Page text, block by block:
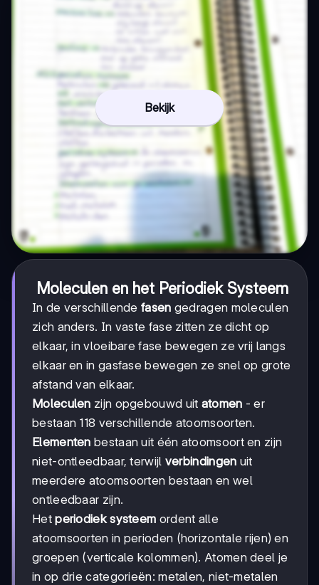
Bekijk
Moleculen en het Periodiek Systeem
In de verschillende fasen gedragen moleculen
zich anders. In vaste fase zitten ze dicht op
elkaar, in vloeibare fase bewegen ze vrij langs
elkaar en in gasfase bewegen ze snel op grote
afstand van elkaar.
Moleculen zijn opgebouwd uit atomen - er
bestaan 118 verschillende atoomsoorten.
Elementen bestaan uit één atoomsoort en zijn
niet-ontleedbaar, terwijl verbindingen uit
meerdere atoomsoorten bestaan en wel
ontleedbaar zijn.
Hetperiodiek systeem ordent alle
atoomsoorten in perioden (horizontale rijen) en
groepen (verticale kolommen). Atomen deel je
in op drie categorieën: metalen, niet-metalen